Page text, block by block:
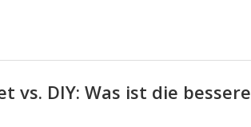
vs. DIY: Was ist die bessere